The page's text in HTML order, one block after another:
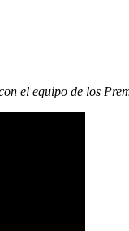
el equipo de los